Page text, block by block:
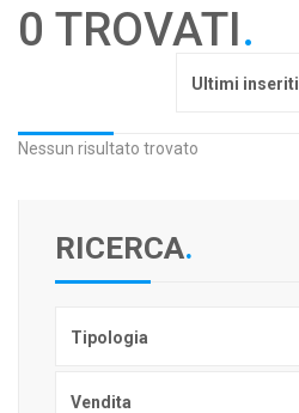
0 TROVATI.
Ultimi inseriti
Nessun risultato trovato
RICERCA.
Tipologia
Vendita